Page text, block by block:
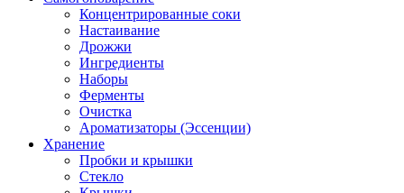
Концентрированные соки
Настаивание
Дрожжи
Ингредиенты
Наборы
Ферменты
Очистка
Ароматизаторы (Эссенции)
Хранение
Пробки и крышки
Стекло